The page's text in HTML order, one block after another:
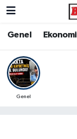
Genel Ekonomi
Genel